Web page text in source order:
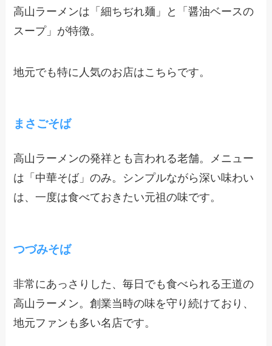
高山ラーメンは「細ちぢれ麺」と「醤油ベースの
スープ」が特徴。
地元でも特に人気のお店はこちらです。
まさごそば
高山ラーメンの発祥とも言われる老舗。メニュー
は「中華そば」のみ。シンプルながら深い味わい
は、一度は食べておきたい元祖の味です。
つづみそば
非常にあっさりした、毎日でも食べられる王道の
高山ラーメン。創業当時の味を守り続けており、
地元ファンも多い名店です。